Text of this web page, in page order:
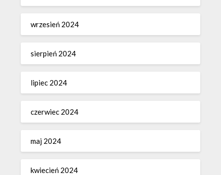
wrzesień 2024
sierpień 2024
lipiec 2024
czerwiec 2024
maj 2024
kwiecień 2024